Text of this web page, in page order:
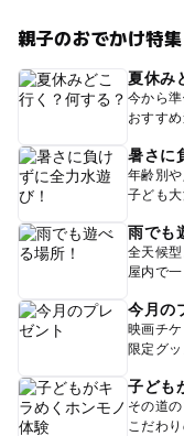
親子のおでかけ特
夏休み
今から
おすす
暑さに
年齢別
子ども
雨でも
全天候
屋内で
今月の
映画チ
限定グ
子ども
その道
こだわ